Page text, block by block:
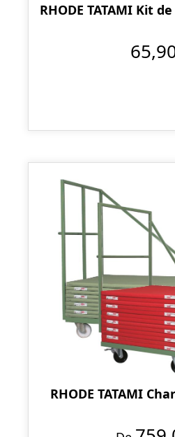
RHODE TATAMI Kit
RHODE TATAMI